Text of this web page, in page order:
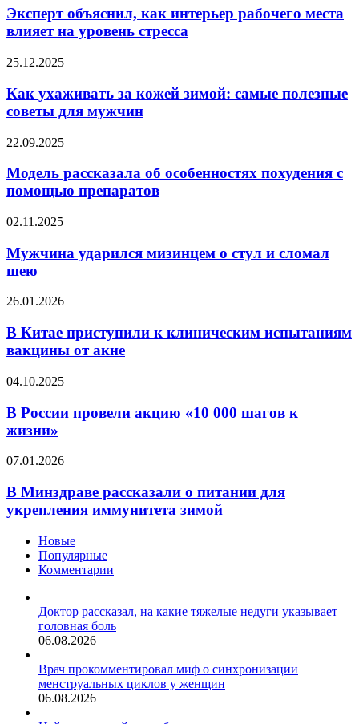
как
интерьер
рабочего
влияет
уровень
стресса
Эксперт объяснил, как интерьер рабочего места
влияет на уровень стресса
Как
за
кожей
зимой:
полезные
для
мужчин
25.12.2025
Как ухаживать за кожей зимой: самые полезные
советы для мужчин
Модель
об
особенностях
похудения
помощью
22.09.2025
Модель рассказала об особенностях похудения с
помощью препаратов
Мужчина
мизинцем
о
стул
сломал
02.11.2025
Мужчина ударился мизинцем о стул и сломал
шею
В
приступили
к
клиническим
вакцины
акне
26.01.2026
В Китае приступили к клиническим испытаниям
вакцины от акне
В
провели
акцию
«10
шагов
жизни»
04.10.2025
В России провели акцию «10 000 шагов к
жизни»
В
рассказали
о
питании
укрепления
иммунитета
зимой
07.01.2026
В Минздраве рассказали о питании для
укрепления иммунитета зимой
Новые
Популярные
Комментарии
Доктор рассказал, на какие тяжелые недуги указывает
головная боль
06.08.2026
Врач прокомментировал миф о синхронизации
менструальных циклов у женщин
06.08.2026